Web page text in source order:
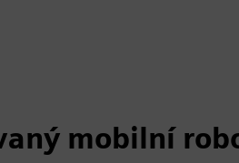
mobilní